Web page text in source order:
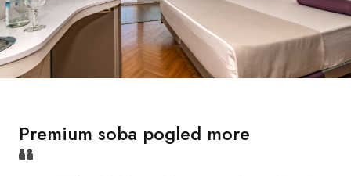
Premium soba pogled more